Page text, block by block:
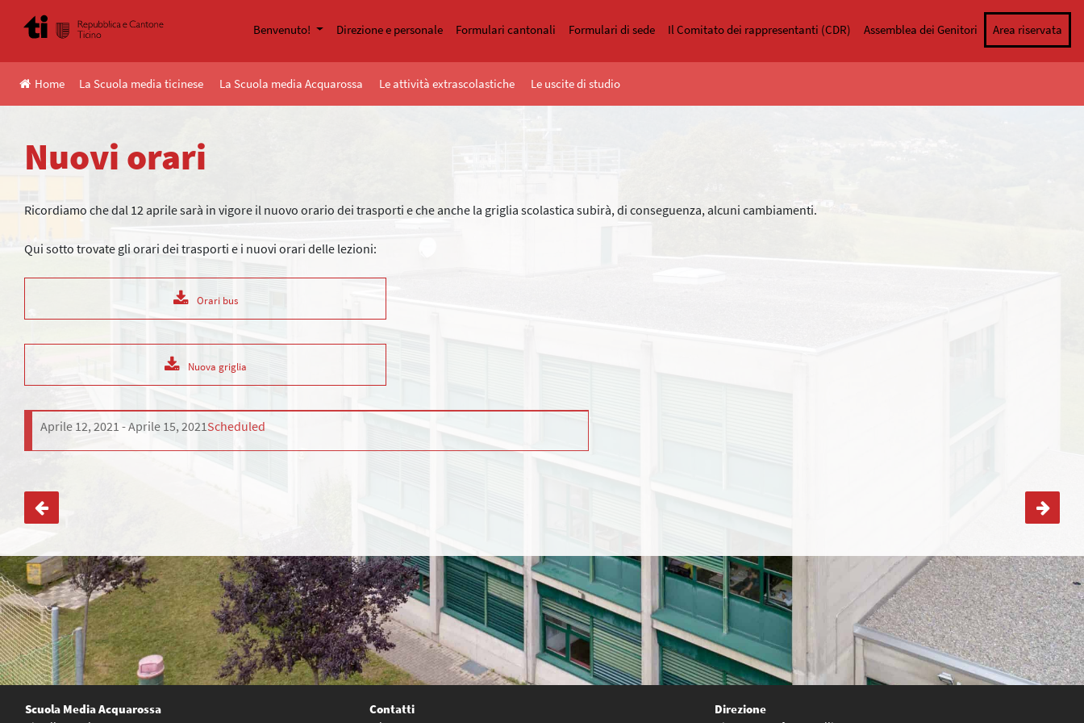
content
Benvenuto! Direzione e personale Formulari cantonali Formulari di sede Il Comitato dei rappresentanti (CDR) Assemblea dei Genitori Area riservata
Home La Scuola media ticinese La Scuola media Acquarossa Le attività extrascolastiche Le uscite di studio
Nuovi orari
Ricordiamo che dal 12 aprile sarà in vigore il nuovo orario dei trasporti e che anche la griglia scolastica subirà, di conseguenza, alcuni cambiamenti.
Qui sotto trovate gli orari dei trasporti e i nuovi orari delle lezioni:
Orari bus
Nuova griglia
Aprile 12, 2021 Aprile 15, 2021 Scheduled
Navigazione
articoli
Conferenza online – “Adolescenza: i segnali
Scuola Media Acquarossa
Contatti
Direzione